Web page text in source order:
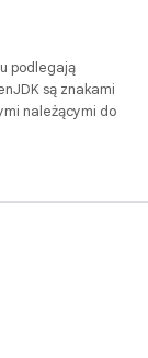
podlegają
są znakami
należącymi do